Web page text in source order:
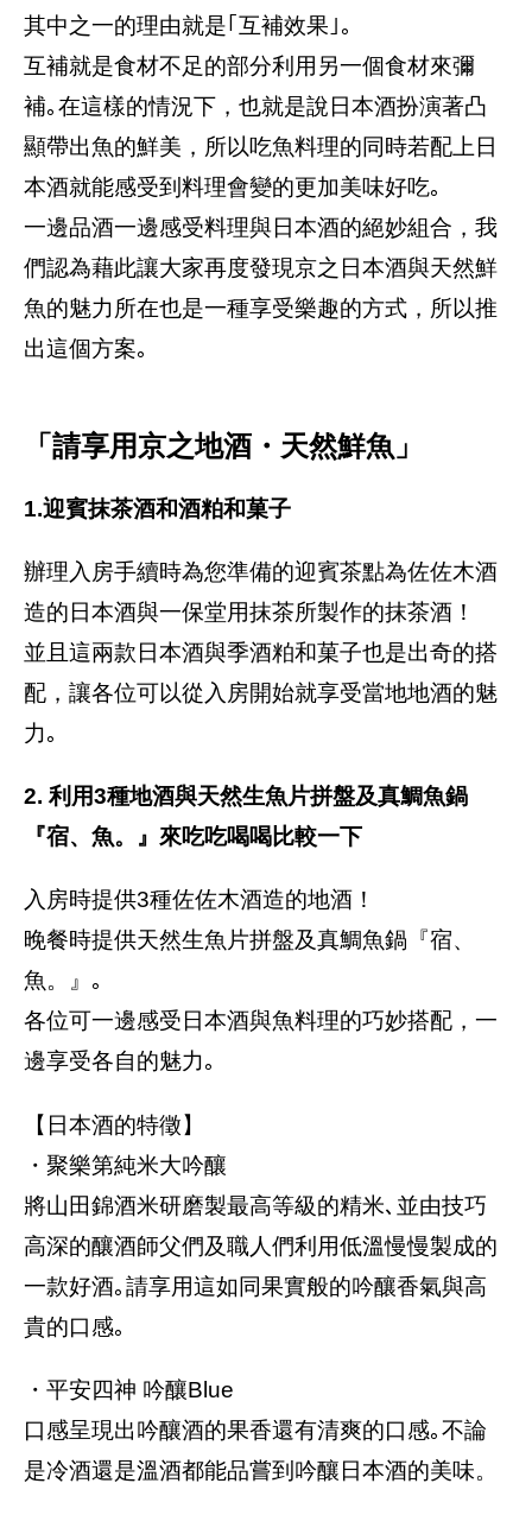
其中之一的理由就是｢互補效果｣｡
互補就是食材不足的部分利用另一個食材來彌
補｡在這樣的情況下，也就是說日本酒扮演著凸
顯帶出魚的鮮美，所以吃魚料理的同時若配上日
本酒就能感受到料理會變的更加美味好吃｡
一邊品酒一邊感受料理與日本酒的絕妙組合，我
們認為藉此讓大家再度發現京之日本酒與天然鮮
魚的魅力所在也是一種享受樂趣的方式，所以推
出這個方案｡
「請享用京之地酒・天然鮮魚」
1.迎賓抹茶酒和酒粕和菓子
辦理入房手續時為您準備的迎賓茶點為佐佐木酒
造的日本酒與一保堂用抹茶所製作的抹茶酒！
並且這兩款日本酒與季酒粕和菓子也是出奇的搭
配，讓各位可以從入房開始就享受當地地酒的魅
力｡
2. 利用3種地酒與天然生魚片拼盤及真鯛魚鍋
『宿、魚。』來吃吃喝喝比較一下
入房時提供3種佐佐木酒造的地酒！
晚餐時提供天然生魚片拼盤及真鯛魚鍋『宿、
魚。』｡
各位可一邊感受日本酒與魚料理的巧妙搭配，一
邊享受各自的魅力｡
【日本酒的特徵】
・聚樂第純米大吟釀
將山田錦酒米研磨製最高等級的精米､並由技巧
高深的釀酒師父們及職人們利用低溫慢慢製成的
一款好酒｡請享用這如同果實般的吟釀香氣與高
貴的口感｡
・平安四神 吟釀Blue
口感呈現出吟釀酒的果香還有清爽的口感｡不論
是冷酒還是溫酒都能品嘗到吟釀日本酒的美味。